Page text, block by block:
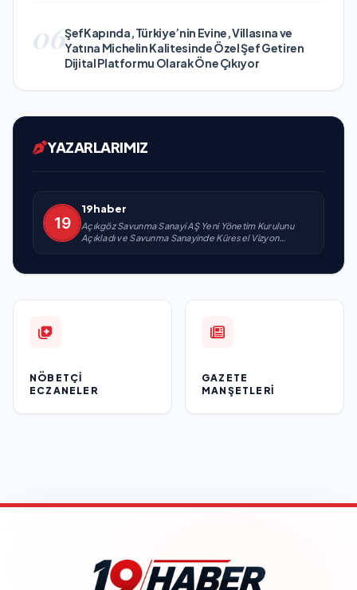
06ŞefKapında, Türkiye’nin Evine, Villasına ve
Yatına Michelin Kalitesinde Özel Şef Getiren
Dijital Platformu Olarak Öne Çıkıyor
YAZARLARIMIZ
19haber
Açıkgöz Savunma Sanayi AŞ Yeni Yönetim Kurulunu
Açıkladı ve Savunma Sanayinde Küresel Vizyon
NÖBETÇI
ECZANELER
GAZETE
MANŞETLERI